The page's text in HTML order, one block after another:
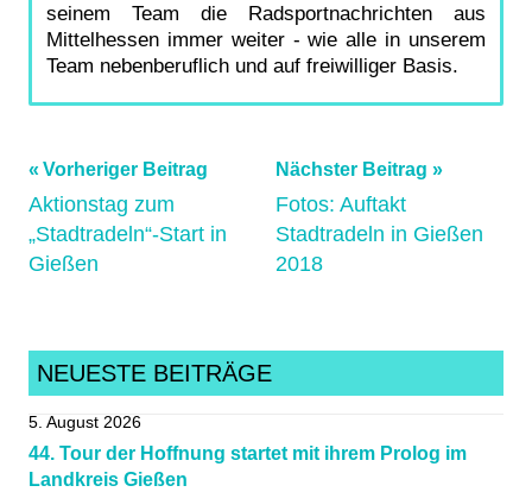
seinem Team die Radsportnachrichten aus
Mittelhessen immer weiter - wie alle in unserem
Team nebenberuflich und auf freiwilliger Basis.
Beitragsnavigation
Vorheriger Beitrag
Aktionstag zum
„Stadtradeln“-Start in
Gießen
Nächster Beitrag
Fotos: Auftakt
Stadtradeln in Gießen
2018
NEUESTE BEITRÄGE
5. August 2026
44. Tour der Hoffnung startet mit ihrem Prolog im
Landkreis Gießen